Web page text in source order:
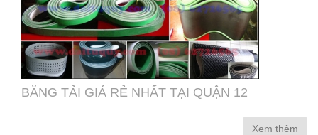
BĂNG TẢI GIÁ RẺ NHẤT TẠI QUẬN 12
Xem thêm